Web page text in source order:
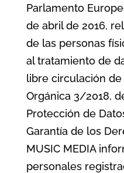
Parlamento
de abril de 2016,
de las personas
al tratamiento de
libre circulación
Orgánica 3/2018,
Protección de
Garantía de los
MUSIC MEDIA
personales